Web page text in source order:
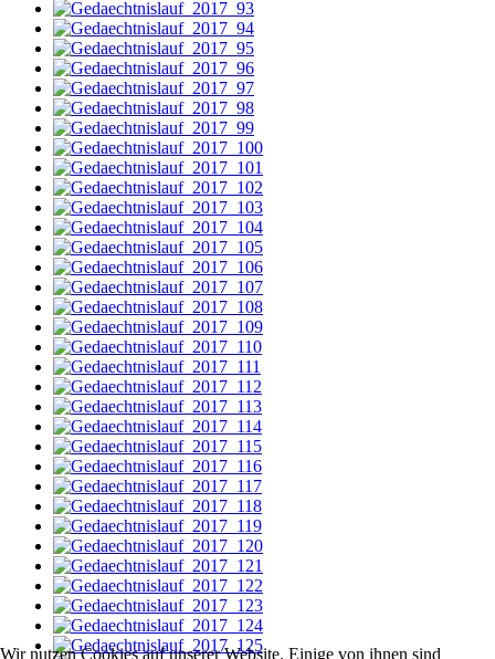
Wir nutzen Cookies auf unserer Website. Einige von ihnen sind